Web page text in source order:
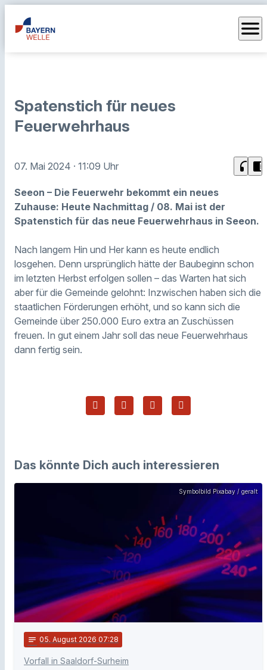
menu
Spatenstich für neues
Feuerwehrhaus
07. Mai 2024 · 11:09 Uhr headphones chrome_reader_mode
Seeon – Die Feuerwehr bekommt ein neues
Zuhause: Heute Nachmittag / 08. Mai ist der
Spatenstich für das neue Feuerwehrhaus in Seeon.
Nach langem Hin und Her kann es heute endlich
losgehen. Denn ursprünglich hätte der Baubeginn schon
im letzten Herbst erfolgen sollen – das Warten hat sich
aber für die Gemeinde gelohnt: Inzwischen haben sich die
staatlichen Förderungen erhöht, und so kann sich die
Gemeinde über 250.000 Euro extra an Zuschüssen
freuen. In gut einem Jahr soll das neue Feuerwehrhaus
dann fertig sein.
Das könnte Dich auch interessieren
Symbolbild Pixabay / geralt
notes 05. August 2026 07:28
Vorfall in Saaldorf-Surheim